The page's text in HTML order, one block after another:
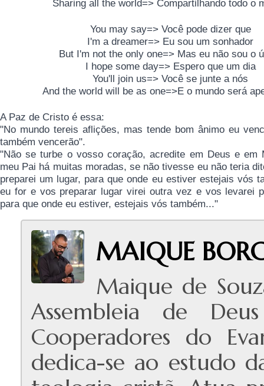
Sharing all the world=> Compartilhando todo o
You may say=> Você pode dizer que
I'm a dreamer=> Eu sou um sonhador
But I'm not the only one=> Mas eu não sou o
I hope some day=> Espero que um dia
You'll join us=> Você se junte a nós
And the world will be as one=>E o mundo será
A Paz de Cristo é essa:
"No mundo tereis aflições, mas tende bom ânimo eu
também vencerão".
"Não se turbe o vosso coração, acredite em Deus e em
meu Pai há muitas moradas, se não tivesse eu não teria
preparei um lugar, para que onde eu estiver estejais vós
eu for e vos preparar lugar virei outra vez e vos levarei
para que onde eu estiver, estejais vós também..."
MAIQUE
Maique de
Assembleia de
Cooperadores do
dedica-se ao estudo